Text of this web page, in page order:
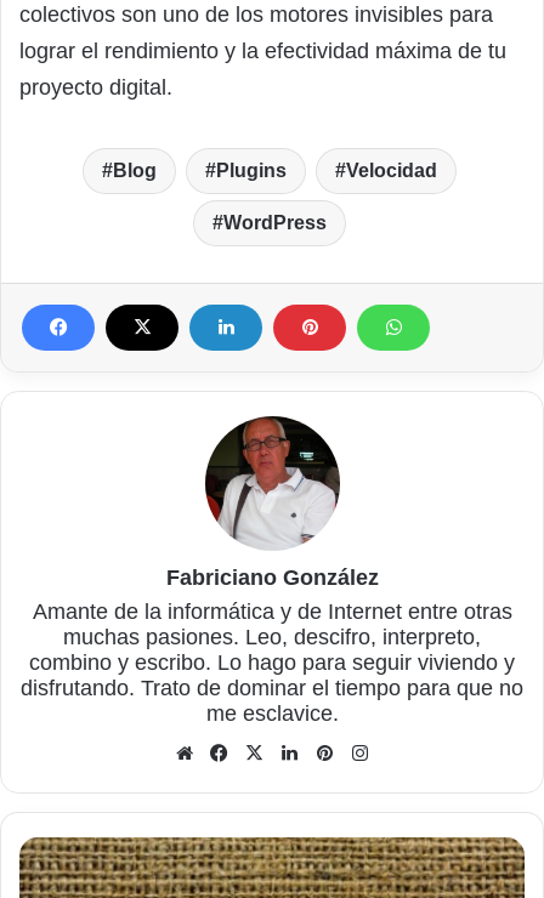
colectivos son uno de los motores invisibles para
lograr el rendimiento y la efectividad máxima de tu
proyecto digital.
Blog Plugins Velocidad
WordPress
Fabriciano González
Amante de la informática y de Internet entre otras
muchas pasiones. Leo, descifro, interpreto,
combino y escribo. Lo hago para seguir viviendo y
disfrutando. Trato de dominar el tiempo para que no
me esclavice.
Sitio
Facebook
X LinkedInPinterest
Qué
hacer